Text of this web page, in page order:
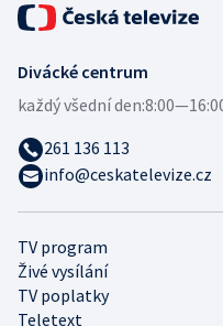
TV program
Živé vysílání
TV poplatky
Teletext
Divácké centrum
každý všední den:
261 136 113
info@ceskatelevize.cz